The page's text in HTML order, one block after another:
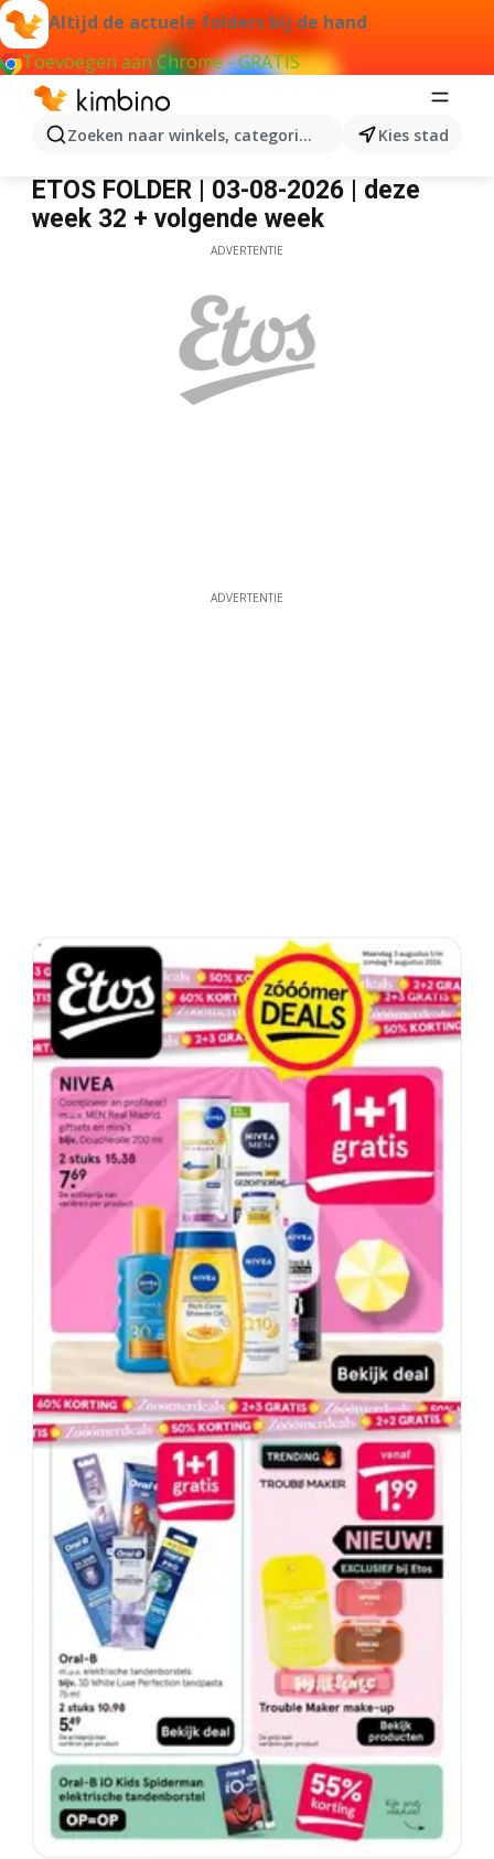
Altijd de actuele folders bij de hand
Toevoegen aan Chrome - GRATIS
Zoeken naar winkels, categorieën, producten...
Kies stad
Etos
ETOS FOLDER | 03-08-2026 | deze
week 32 + volgende week
ADVERTENTIE
ADVERTENTIE